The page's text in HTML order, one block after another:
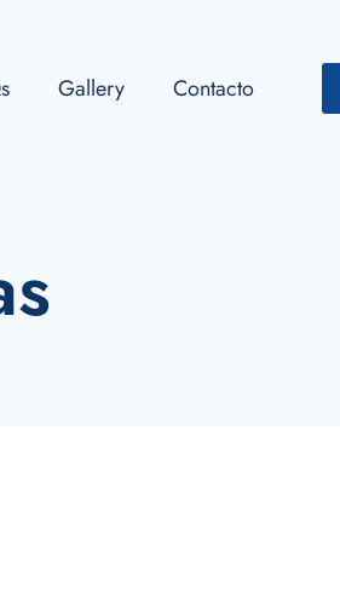
Gallery Contacto